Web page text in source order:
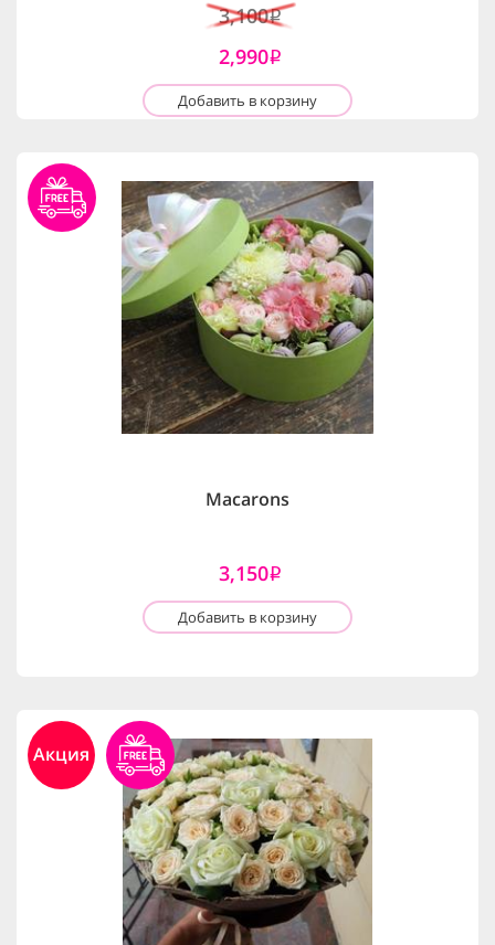
3,100i
2,990i
Добавить в корзину
Macarons
3,150i
Добавить в корзину
Акция